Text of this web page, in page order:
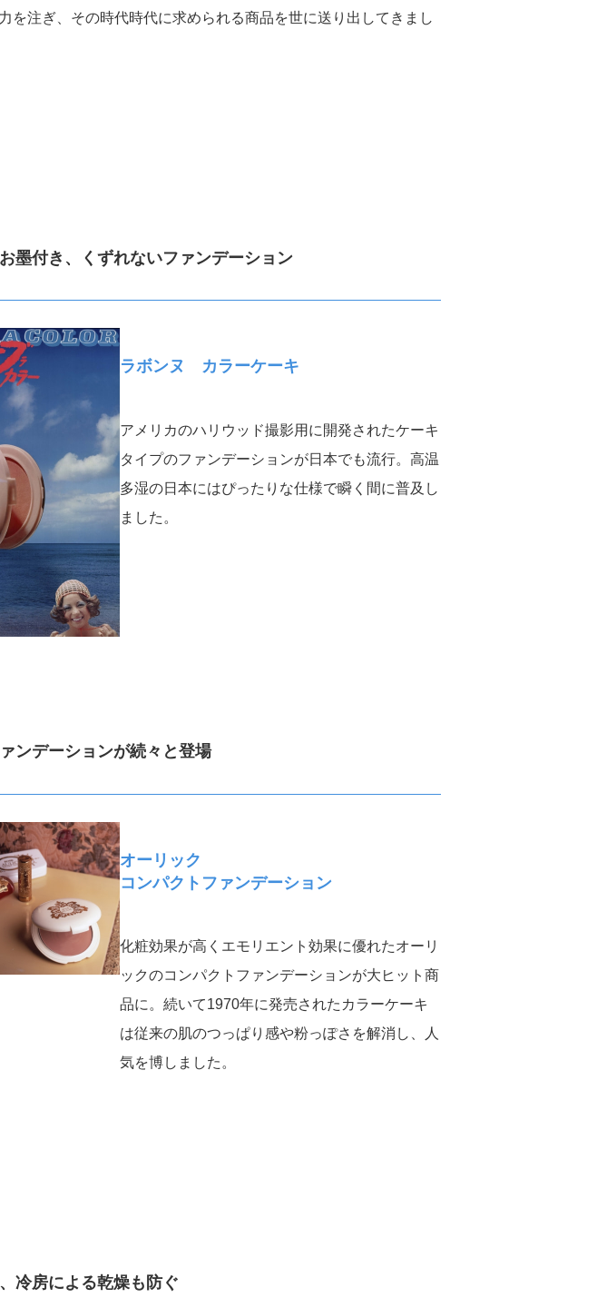
注ぎ、その時代時代に求められる商品を世に送り出してきまし
墨付き、くずれないファンデーション
ラボンヌ カラーケーキ
アメリカのハリウッド撮影用に開発されたケーキ
タイプのファンデーションが日本でも流行。高温
多湿の日本にはぴったりな仕様で瞬く間に普及し
ました。
ンデーションが続々と登場
オーリック
コンパクトファンデーション
化粧効果が高くエモリエント効果に優れたオーリ
ックのコンパクトファンデーションが大ヒット商
品に。続いて1970年に発売されたカラーケーキ
は従来の肌のつっぱり感や粉っぽさを解消し、人
気を博しました。
冷房による乾燥も防ぐ